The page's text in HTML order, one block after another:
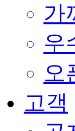
가
우
오
고객